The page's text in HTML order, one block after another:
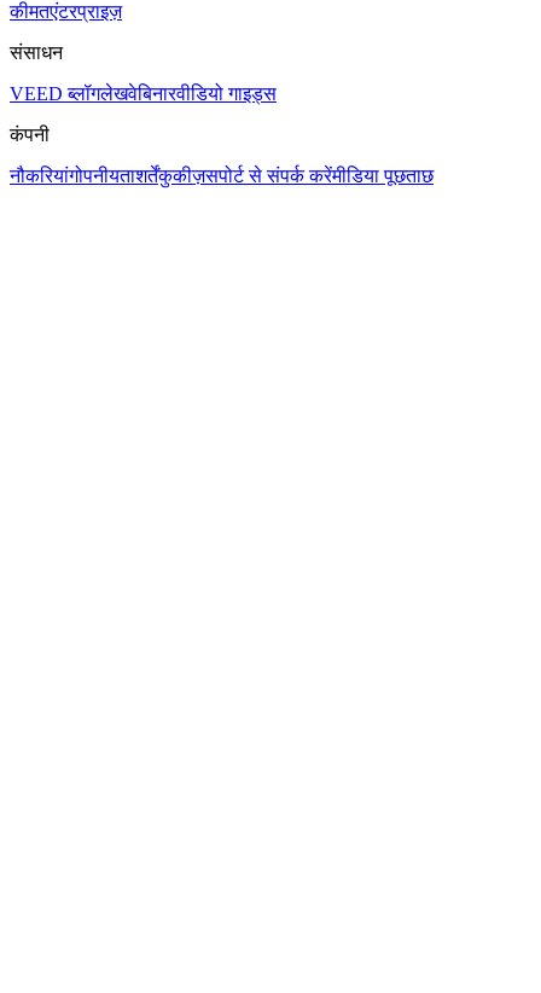
कीमतएंटरप्राइज़
संसाधन
VEED ब्लॉगलेखवेबिनारवीडियो गाइड्स
कंपनी
नौकरियांगोपनीयताशर्तेंकुकीज़सपोर्ट से संपर्क करेंमीडिया पूछताछ